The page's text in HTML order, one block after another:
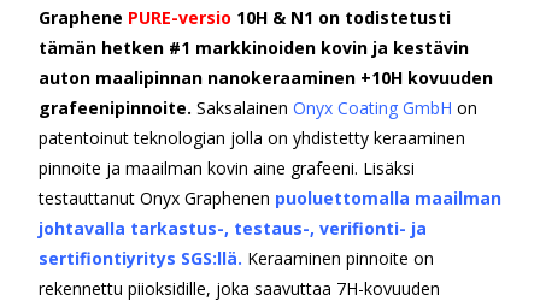
Graphene PURE-versio 10H & N1 on todistetusti
tämän hetken #1 markkinoiden kovin ja kestävin
auton maalipinnan nanokeraaminen +10H kovuuden
grafeenipinnoite. Saksalainen Onyx Coating GmbH on
patentoinut teknologian jolla on yhdistetty keraaminen
pinnoite ja maailman kovin aine grafeeni. Lisäksi
testauttanut Onyx Graphenen puoluettomalla maailman
johtavalla tarkastus-, testaus-, verifionti- ja
sertifiontiyritys SGS:llä. Keraaminen pinnoite on
rekennettu piioksidille, joka saavuttaa 7H-kovuuden